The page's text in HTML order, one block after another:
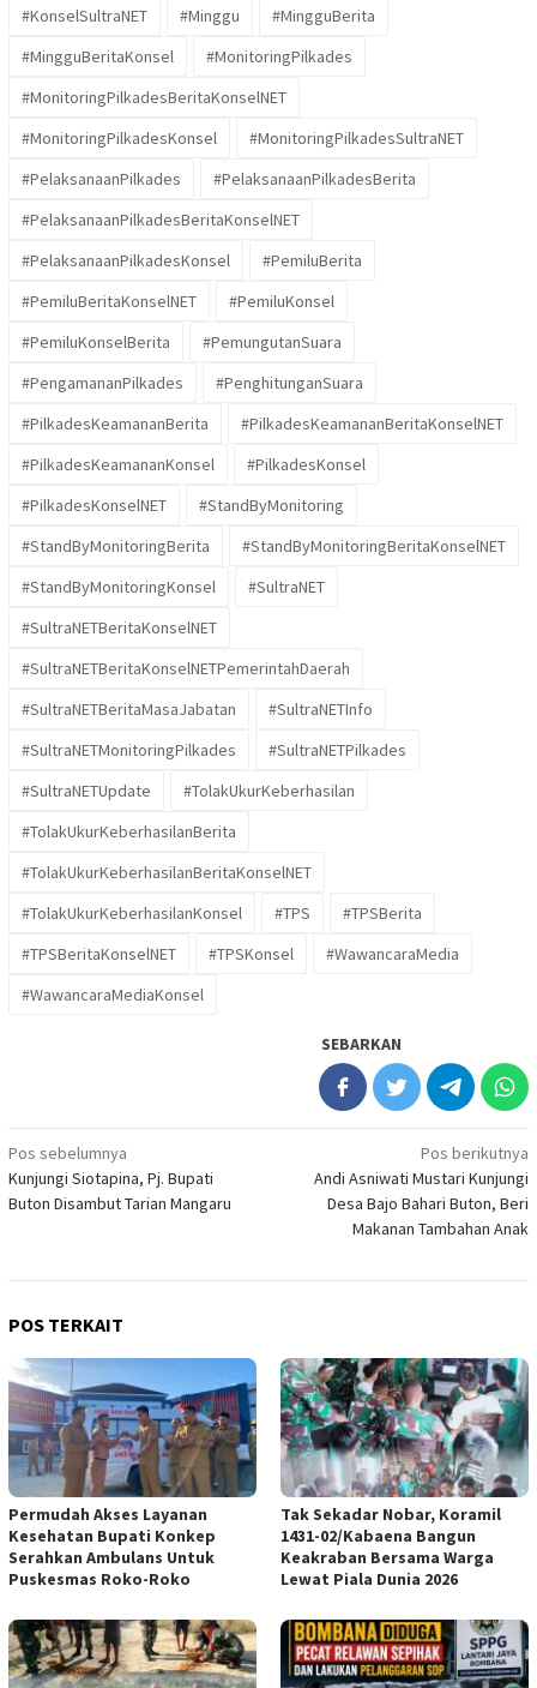
#KonselSultraNET #Minggu
#MingguBerita
#MingguBeritaKonsel
#MonitoringPilkades
#MonitoringPilkadesBeritaKonselNET
#MonitoringPilkadesKonsel
#MonitoringPilkadesSultraNET
#PelaksanaanPilkades
#PelaksanaanPilkadesBerita
#PelaksanaanPilkadesBeritaKonselNET
#PelaksanaanPilkadesKonsel
#PemiluBerita
#PemiluBeritaKonselNET
#PemiluKonsel
#PemiluKonselBerita
#PemungutanSuara
#PengamananPilkades
#PenghitunganSuara
#PilkadesKeamananBerita
#PilkadesKeamananBeritaKonselNET
#PilkadesKeamananKonsel
#PilkadesKonsel
#PilkadesKonselNET
#StandByMonitoring
#StandByMonitoringBerita
#StandByMonitoringBeritaKonselNET
#StandByMonitoringKonsel
#SultraNET
#SultraNETBeritaKonselNET
#SultraNETBeritaKonselNETPemerintahDaerah
#SultraNETBeritaMasaJabatan
#SultraNETInfo
#SultraNETMonitoringPilkades
#SultraNETPilkades
#SultraNETUpdate
#TolakUkurKeberhasilan
#TolakUkurKeberhasilanBerita
#TolakUkurKeberhasilanBeritaKonselNET
#TolakUkurKeberhasilanKonsel
#TPS
#TPSBerita
#TPSBeritaKonselNET
#TPSKonsel
#WawancaraMedia
#WawancaraMediaKonsel
SEBARKAN
Navigasi
pos
Pos sebelumnya
Kunjungi Siotapina, Pj. Bupati
Buton Disambut Tarian Mangaru
Pos berikutnya
Andi Asniwati Mustari Kunjungi
Desa Bajo Bahari Buton, Beri
Makanan Tambahan Anak
POS TERKAIT
Permudah Akses Layanan
Kesehatan Bupati Konkep
Serahkan Ambulans Untuk
Puskesmas Roko-Roko
Tak Sekadar Nobar, Koramil
1431-02/Kabaena Bangun
Keakraban Bersama Warga
Lewat Piala Dunia 2026